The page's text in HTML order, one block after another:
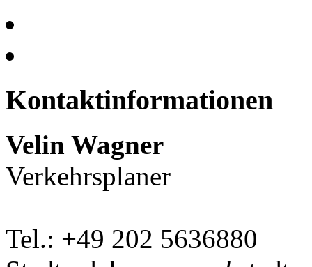
Kontaktinformationen
Velin Wagner
Verkehrsplaner
Tel.: +49 202 5636880